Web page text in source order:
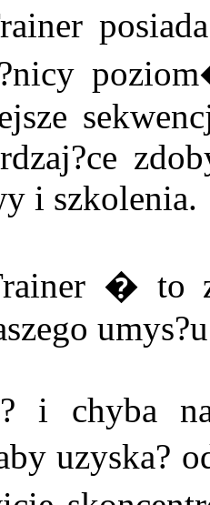
i szkolenia.
� to
i chyba
uzyska?